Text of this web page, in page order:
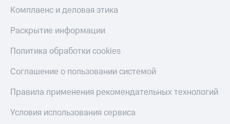
Комплаенс и деловая этика
Раскрытие информации
Политика обработки cookies
Соглашение о пользовании системой
Правила применения рекомендательных технологий
Условия использования сервиса